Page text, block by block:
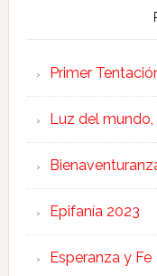
Primer
Luz del mundo,
Epifanía 2023
Esperanza y Fe